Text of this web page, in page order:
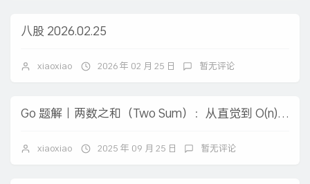
八股 2026.02.25
xiaoxiao 2026 年 02 月 25 日 暂无评论
Go 题解｜两数之和（Two Sum）：从直觉到 O(n) 的一步步实现
xiaoxiao 2025 年 09 月 25 日 暂无评论